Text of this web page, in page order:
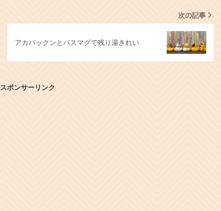
次の記事
アカパックンとバスマグで残り湯きれい
スポンサーリンク